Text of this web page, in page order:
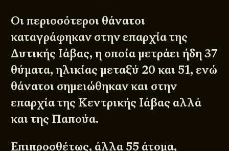
Οι περισσότεροι θάνατοι
καταγράφηκαν στην επαρχία της
Δυτικής Ιάβας, η οποία μετράει ήδη 37
θύματα, ηλικίας μεταξύ 20 και 51, ενώ
θάνατοι σημειώθηκαν και στην
επαρχία της Κεντρικής Ιάβας αλλά
και της Παπούα.
Επιπροσθέτως, άλλα 55 άτομα,